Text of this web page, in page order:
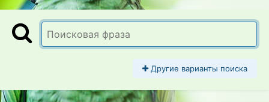
Другие варианты поиска